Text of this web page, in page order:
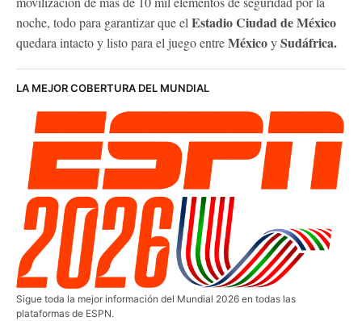
noche, todo para garantizar que el Estadio Ciudad de México
quedara intacto y listo para el juego entreMéxicoySudáfrica.
LA MEJOR COBERTURA DEL MUNDIAL
Sigue toda la mejor información del Mundial 2026 en todas las
plataformas de ESPN.